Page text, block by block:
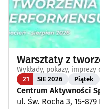
Warsztaty z
Wykłady, pokazy,
21 SIE 2026 Piątek
Centrum Aktywności
ul. Św. Rocha 3, 15-